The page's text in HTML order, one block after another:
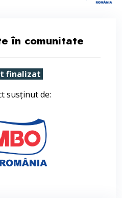
în comunitate
finalizat
susținut de: